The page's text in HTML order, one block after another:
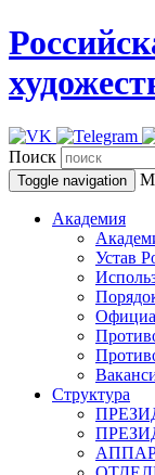
Поиск
Toggle navigation
Академия
Устав
Структура